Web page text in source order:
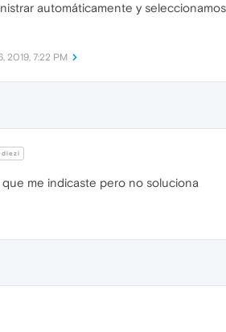
automáticamente y
2019, 7:22 PM
me indicaste pero no soluciona